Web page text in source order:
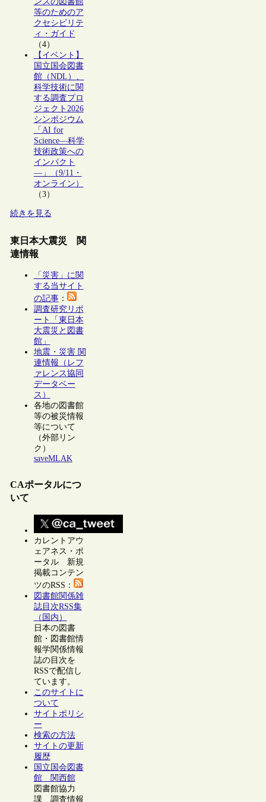
等のためのア
クセシビリテ
ィ・ガイド
（4）
【イベント】
国立国会図書
館（NDL）、
科学技術に関
する調査プロ
ジェクト2026
シンポジウム
「AI for
Science―科学
技術政策への
インパクト
―」（9/11・
オンライン）
（3）
続きを見る
東日本大震災 関
連情報
「災害」に関
する当サイト
の記事：
調査研究リポ
ート「東日本
大震災と図書
館」
地震・災害 関
連情報（レフ
ァレンス協同
データベー
ス）
各地の図書館
等の被災情報
等について
（外部リン
ク）
saveMLAK
CAポータルにつ
いて
カレントアウ
ェアネス・ポ
ータル 新規
掲載コンテン
ツのRSS：
図書館関係雑
誌目次RSS集
（国内）
日本の図書
館・図書館情
報学関係情報
誌の目次を
RSSで配信し
ています。
このサイトに
ついて
サイトポリシ
ー
検索の方法
サイトの更新
履歴
国立国会図書
館 関西館
図書館協力
課 調査情報